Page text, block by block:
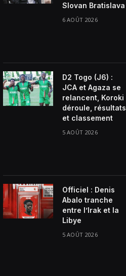
Slovan Bratislava
6 AOÛT 2026
D2 Togo (J6) :
JCA et Agaza se
relancent, Koroki
déroule, résultats
et classement
5 AOÛT 2026
Officiel : Denis
Abalo tranche
entre l’Irak et la
Libye
5 AOÛT 2026